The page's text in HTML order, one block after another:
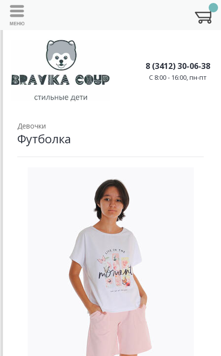
8 (3412) 30-06-38
C 8:00 - 16:00, пн-пт
Девочки
Футболка